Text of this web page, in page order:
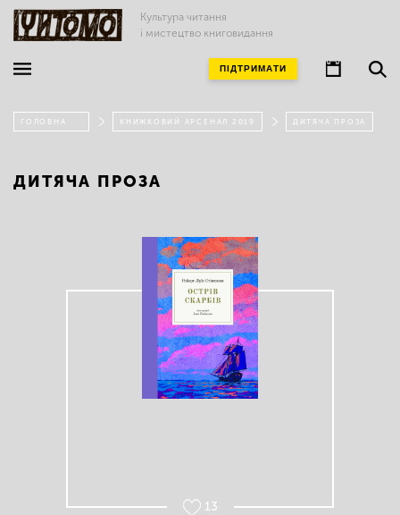
Культура читання
і мистецтво книговидання
ПІДТРИМАТИ
ГОЛОВНА КНИЖКОВИЙ АРСЕНАЛ 2019 ДИТЯЧА ПРОЗА
ДИТЯЧА ПРОЗА
13